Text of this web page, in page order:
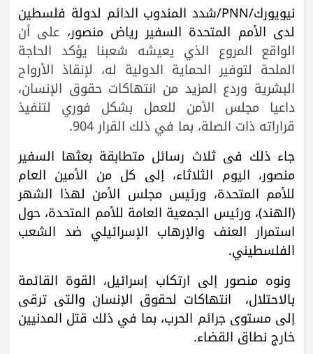
نيويورك/PNN/شدد المندوب الدائم لدولة فلسطين
لدى الأمم المتحدة السفير رياض منصور، على أن
الواقع المروع الذي يعيشه شعبنا يؤكد الحاجة
الملحة لتوفير الحماية الدولية له، لإنقاذ الأرواح
البشرية وردع المزيد من انتهاكات حقوق الإنسان،
داعيا مجلس الأمن للعمل بشكل فوري لتنفيذ
قراراته ذات الصلة، بما في ذلك القرار 904.
جاء ذلك في ثلاث رسائل متطابقة بعثها السفير
منصور، اليوم الثلاثاء، إلى كل من الأمين العام
للأمم المتحدة، ورئيس مجلس الأمن لهذا الشهر
(الهند)، ورئيس الجمعية العامة للأمم المتحدة، حول
استمرار العنف والإرهاب الإسرائيلي ضد الشعب
الفلسطيني.
ونوه منصور إلى ارتكاب إسرائيل، القوة القائمة
بالاحتلال، انتهاكات لحقوق الإنسان والتي ترقى
إلى مستوى جرائم الحرب، بما في ذلك قتل المدنيين
خارج نطاق القضاء.